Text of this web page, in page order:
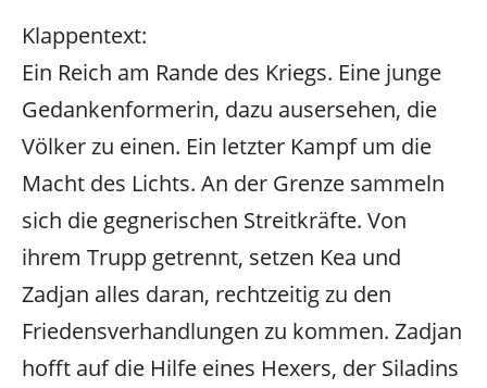
Klappentext:
Ein Reich am Rande des Kriegs. Eine junge
Gedankenformerin, dazu ausersehen, die
Völker zu einen. Ein letzter Kampf um die
Macht des Lichts. An der Grenze sammeln
sich die gegnerischen Streitkräfte. Von
ihrem Trupp getrennt, setzen Kea und
Zadjan alles daran, rechtzeitig zu den
Friedensverhandlungen zu kommen. Zadjan
hofft auf die Hilfe eines Hexers, der Siladins